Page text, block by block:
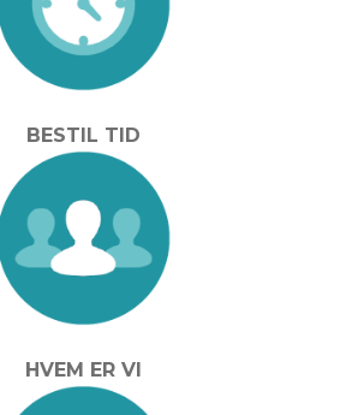
BESTIL TID
HVEM ER VI